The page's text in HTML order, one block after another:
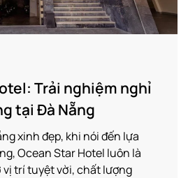
Trải nghiệm nghỉ
tại Đà Nẵng
xinh đẹp, khi nói đến lựa
Ocean Star Hotel luôn là
trí tuyệt vời, chất lượng